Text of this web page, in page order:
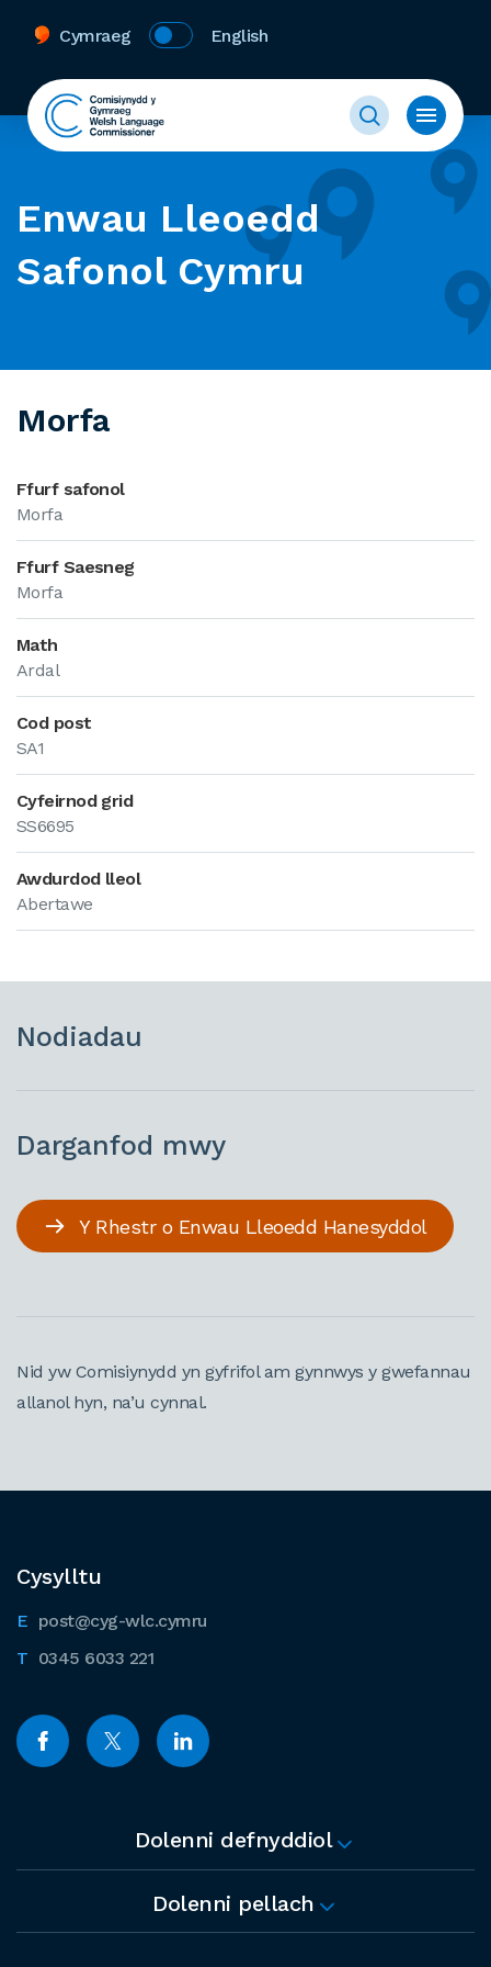
Cymraeg English
Enwau Lleoedd
Safonol Cymru
Morfa
Ffurf safonol
Morfa
Ffurf Saesneg
Morfa
Math
Ardal
Cod post
SA1
Cyfeirnod grid
SS6695
Awdurdod lleol
Abertawe
Nodiadau
Darganfod mwy
Y Rhestr o Enwau Lleoedd Hanesyddol
Nid yw Comisiynydd yn gyfrifol am gynnwys y gwefannau
allanol hyn, na’u cynnal.
Cysylltu
post@cyg-wlc.cymru
0345 6033 221
Dolenni defnyddiol
Dolenni pellach